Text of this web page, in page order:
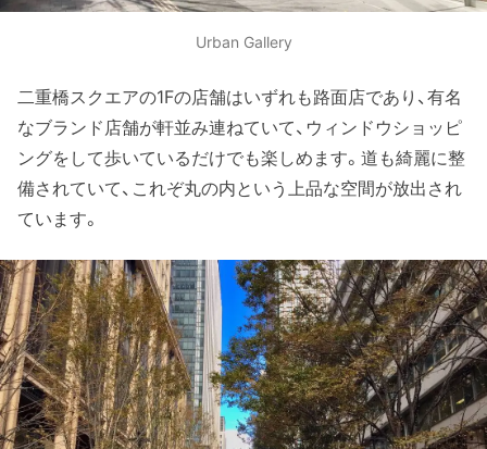
Urban Gallery
二重橋スクエアの1Fの店舗はいずれも路面店であり、有名
なブランド店舗が軒並み連ねていて、ウィンドウショッピ
ングをして歩いているだけでも楽しめます。道も綺麗に整
備されていて、これぞ丸の内という上品な空間が放出され
ています。